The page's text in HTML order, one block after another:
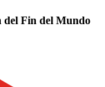
del Fin del Mundo